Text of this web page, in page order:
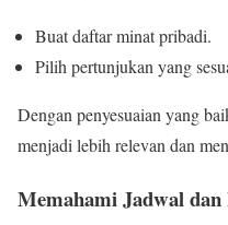
Buat daftar minat pribadi.
Pilih pertunjukan yang
Dengan penyesuaian yang
menjadi lebih relevan dan
Memahami Jadwal